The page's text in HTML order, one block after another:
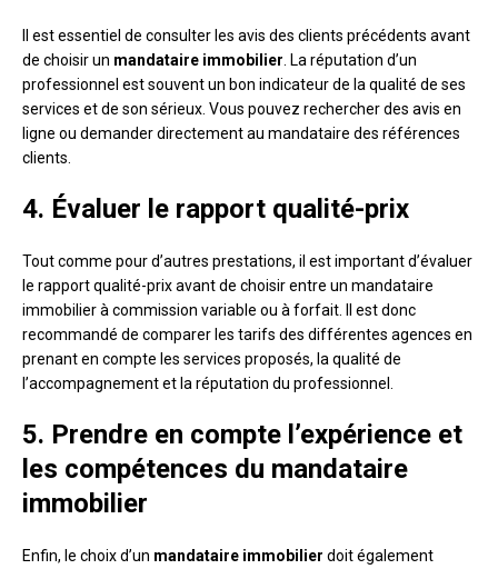
Il est essentiel de consulter les avis des clients précédents avant
de choisir un mandataire immobilier . La réputation d’un
professionnel est souvent un bon indicateur de la qualité de ses
services et de son sérieux. Vous pouvez rechercher des avis en
ligne ou demander directement au mandataire des références
clients.
4. Évaluer le rapport qualité-prix
Tout comme pour d’autres prestations, il est important d’évaluer
le rapport qualité-prix avant de choisir entre un mandataire
immobilier à commission variable ou à forfait. Il est donc
recommandé de comparer les tarifs des différentes agences en
prenant en compte les services proposés, la qualité de
l’accompagnement et la réputation du professionnel.
5. Prendre en compte l’expérience et
les compétences du mandataire
immobilier
Enfin, le choix d’un mandataire immobilier doit également